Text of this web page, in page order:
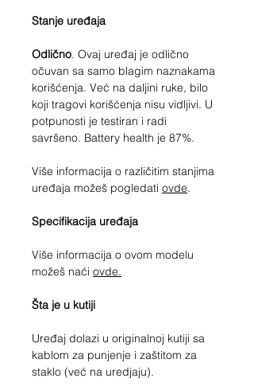
Stanje uređaja
Odlično. Ovaj uređaj je odlično
očuvan sa samo blagim naznakama
korišćenja. Već na daljini ruke, bilo
koji tragovi korišćenja nisu vidljivi. U
potpunosti je testiran i radi
savršeno. Battery health je 87%.
Više informacija o različitim stanjima
uređaja možeš pogledati ovde.
Specifikacija uređaja
Više informacija o ovom modelu
možeš naći ovde.
Šta je u kutiji
Uređaj dolazi u originalnoj kutiji sa
kablom za punjenje i zaštitom za
staklo (već na uredjaju).